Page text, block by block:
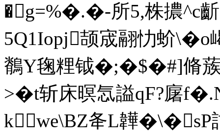
�g=%�.�-所5,株擃^c
5Q1Iopj颉宬翮忇蚧
鶺Y毱粴钺�;�$�#]脩
>�t斩床暝忥謚qF?廜
kwe\BZ夅 L韡